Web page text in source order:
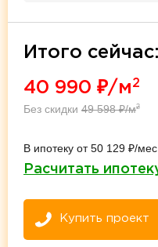
Итого сейчас:
40 990 ₽/м 2
Без скидки 49 598₽/м2
В ипотеку от 50 129 ₽/мес
Расчитать
Купить проект